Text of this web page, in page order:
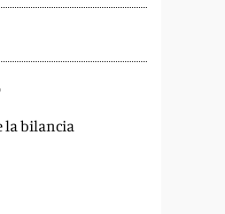
la bilancia